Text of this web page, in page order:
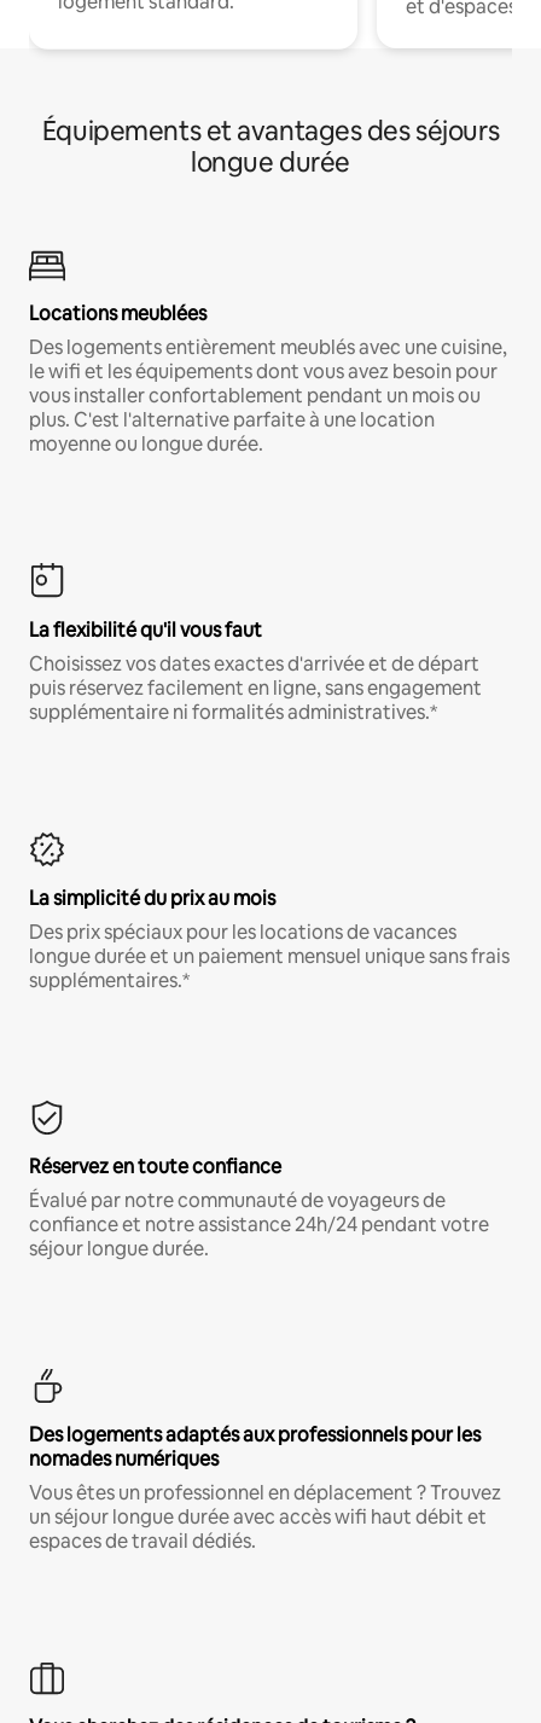
et d'espaces
Équipements et avantages des séjours
longue durée
Locations meublées
Des logements entièrement meublés avec une cuisine,
le wifi et les équipements dont vous avez besoin pour
vous installer confortablement pendant un mois ou
plus. C'est l'alternative parfaite à une location
moyenne ou longue durée.
La flexibilité qu'il vous faut
Choisissez vos dates exactes d'arrivée et de départ
puis réservez facilement en ligne, sans engagement
supplémentaire ni formalités administratives.*
La simplicité du prix au mois
Des prix spéciaux pour les locations de vacances
longue durée et un paiement mensuel unique sans frais
supplémentaires.*
Réservez en toute confiance
Évalué par notre communauté de voyageurs de
confiance et notre assistance 24h/24 pendant votre
séjour longue durée.
Des logements adaptés aux professionnels pour les
nomades numériques
Vous êtes un professionnel en déplacement ? Trouvez
un séjour longue durée avec accès wifi haut débit et
espaces de travail dédiés.